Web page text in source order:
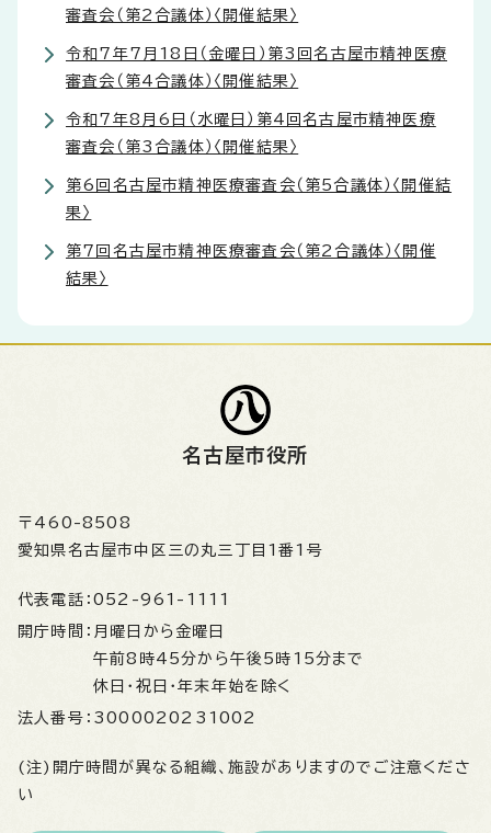
審査会（第2合議体）〈開催結果〉
令和7年7月18日（金曜日）第3回名古屋市精神医療
審査会（第4合議体）〈開催結果〉
令和7年8月6日（水曜日）第4回名古屋市精神医療
審査会（第3合議体）〈開催結果〉
第6回名古屋市精神医療審査会（第5合議体）〈開催結
果〉
第7回名古屋市精神医療審査会（第2合議体）〈開催
結果〉
名古屋市役所
〒460-8508
愛知県名古屋市中区三の丸三丁目1番1号
代表電話： 052-961-1111
開庁時間： 月曜日から金曜日
午前8時45分から午後5時15分まで
休日・祝日・年末年始を除く
法人番号： 3000020231002
(注)開庁時間が異なる組織、施設がありますのでご注意くださ
い